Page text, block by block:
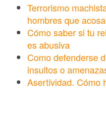
Terrorismo
hombres que
Cómo saber si tu
es abusiva
Como defenderse
insultos o
Asertividad. Cómo